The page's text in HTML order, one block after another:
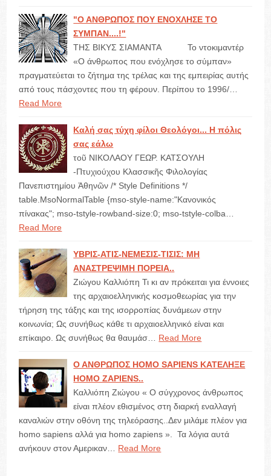
"Ο ΑΝΘΡΩΠΟΣ ΠΟΥ ΕΝΟΧΛΗΣΕ ΤΟ
ΣΥΜΠΑΝ....!"
ΤΗΣ ΒΙΚΥΣ ΣΙΑΜΑΝΤΑ Το ντοκιμαντέρ
«Ο άνθρωπος που ενόχλησε το σύμπαν»
πραγματεύεται το ζήτημα της τρέλας και της εμπειρίας αυτής
από τους πάσχοντες που τη φέρουν. Περίπου το 1996/…
Read More
Καλή σας τύχη φίλοι Θεολόγοι... Η πόλις
σας εάλω
τοῦ ΝΙΚΟΛΑΟΥ ΓΕΩΡ. ΚΑΤΣΟΥΛΗ
-Πτυχιούχου Κλασσικῆς Φιλολογίας
Πανεπιστημίου Ἀθηνῶν /* Style Definitions */
table.MsoNormalTable {mso-style-name:"Κανονικός
πίνακας"; mso-tstyle-rowband-size:0; mso-tstyle-colba…
Read More
ΥΒΡΙΣ-ΑΤΙΣ-ΝΕΜΕΣΙΣ-ΤΙΣΙΣ: ΜΗ
ΑΝΑΣΤΡΕΨΙΜΗ ΠΟΡΕΙΑ..
Ζιώγου Καλλιόπη Τι κι αν πρόκειται για έννοιες
της αρχαιοελληνικής κοσμοθεωρίας για την
τήρηση της τάξης και της ισορροπίας δυνάμεων στην
κοινωνία; Ως συνήθως κάθε τι αρχαιοελληνικό είναι και
επίκαιρο. Ως συνήθως θα θαυμάσ…
Read More
Ο ΑΝΘΡΩΠΟΣ HOMO SAPIENS ΚΑΤΕΛΗΞΕ
HOMO ZAPIENS..
Καλλιόπη Ζιώγου « Ο σύγχρονος άνθρωπος
είναι πλέον εθισμένος στη διαρκή εναλλαγή
καναλιών στην οθόνη της τηλεόρασης..Δεν μιλάμε πλέον για
homo sapiens αλλά για homo zapiens ». Τα λόγια αυτά
ανήκουν στον Αμερικαν…
Read More